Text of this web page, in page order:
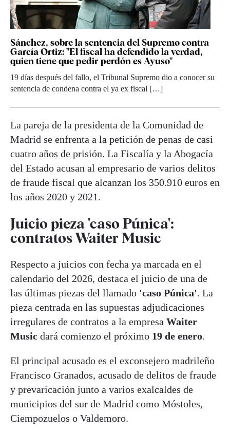
Sánchez, sobre la sentencia del Supremo contra
García Ortiz: "El fiscal ha defendido la verdad,
quien tiene que pedir perdón es Ayuso"
19 días después del fallo, el Tribunal Supremo dio a conocer su
sentencia de condena contra el ya ex fiscal […]
La pareja de la presidenta de la Comunidad de
Madrid se enfrenta a la petición de penas de casi
cuatro años de prisión. La Fiscalía y la Abogacía
del Estado acusan al empresario de varios delitos
de fraude fiscal que alcanzan los 350.910 euros en
los años 2020 y 2021.
Juicio pieza 'caso Púnica':
contratos Waiter Music
Respecto a juicios con fecha ya marcada en el
calendario del 2026, destaca el juicio de una de
las últimas piezas del llamado 'caso Púnica'. La
pieza centrada en las supuestas adjudicaciones
irregulares de contratos a la empresa Waiter
Music dará comienzo el próximo 19 de enero.
El principal acusado es el exconsejero madrileño
Francisco Granados, acusado de delitos de fraude
y prevaricación junto a varios exalcaldes de
municipios del sur de Madrid como Móstoles,
Ciempozuelos o Valdemoro.